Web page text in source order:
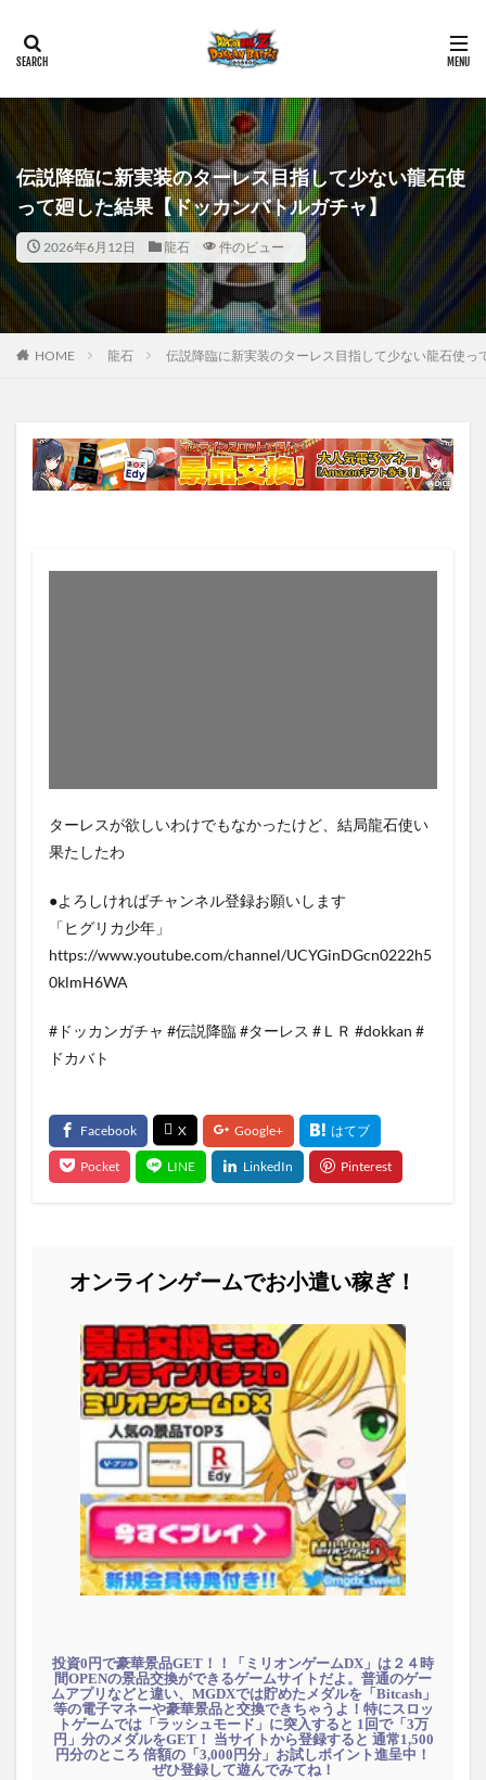
伝説降臨に新実装のターレス目指して少ない龍石使
って廻した結果【ドッカンバトルガチャ】
2026年6月12日 龍石 件のビュー
HOME 龍石 伝説降臨に新実装のターレス目指して少ない龍石使
ターレスが欲しいわけでもなかったけど、結局龍石使い
果たしたわ
●よろしければチャンネル登録お願いします
「ヒグリカ少年」
https://www.youtube.com/channel/UCYGinDGcn0222h5
0klmH6WA
#ドッカンガチャ #伝説降臨 #ターレス #ＬＲ #dokkan #
ドカバト
オンラインゲームでお小遣い稼ぎ！
投資0円で豪華景品GET！！「ミリオンゲームDX」は２４時
間OPENの景品交換ができるゲームサイトだよ。普通のゲー
ムアプリなどと違い、MGDXでは貯めたメダルを「Bitcash」
等の電子マネーや豪華景品と交換できちゃうよ！特にスロッ
トゲームでは「ラッシュモード」に突入すると 1回で「3万
円」分のメダルをGET！ 当サイトから登録すると 通常1,500
円分のところ 倍額の「3,000円分」お試しポイント進呈中！
ぜひ登録して遊んでみてね！